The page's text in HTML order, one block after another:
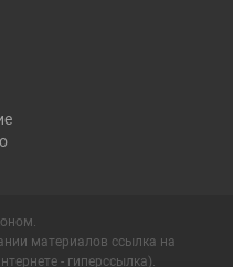
материалов ссылка на
- гиперссылка).